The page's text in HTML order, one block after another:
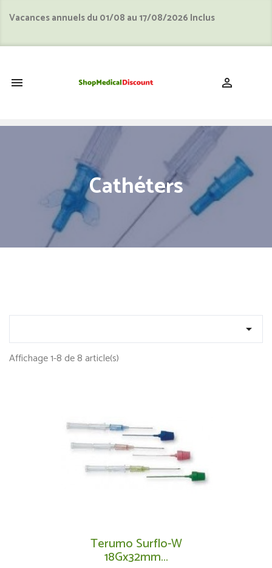
Vacances annuels du 01/08 au 17/08/2026 Inclus
 
Cathéters

Affichage 1-8 de 8 article(s)
Terumo Surflo-W
18Gx32mm...